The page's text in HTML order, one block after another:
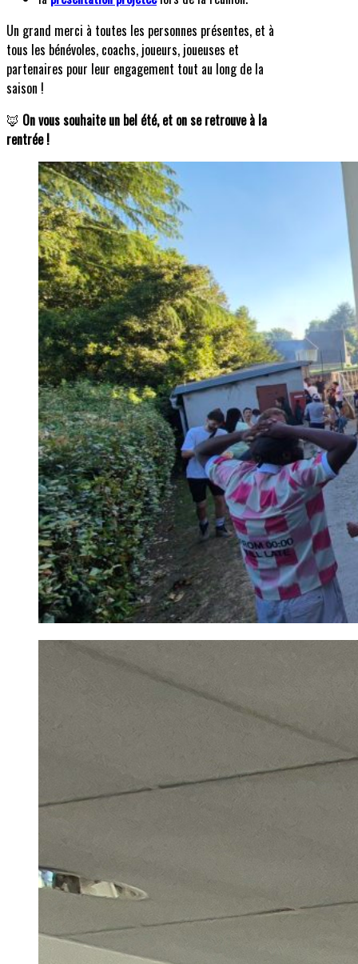
Un grand merci à toutes les personnes présentes, et à
tous les bénévoles, coachs, joueurs, joueuses et
partenaires pour leur engagement tout au long de la
saison !
🦊 On vous souhaite un bel été, et on se retrouve à la
rentrée !